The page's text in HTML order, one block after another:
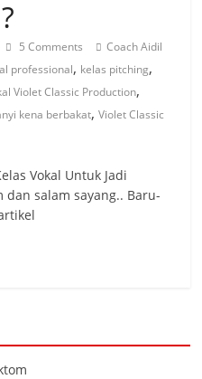
5 Comments
Coach Aidil
professional, kelas pitching,
Violet Classic Production,
kena berbakat,Violet Classic
Vokal Untuk Jadi
dan salam sayang.. Baru-